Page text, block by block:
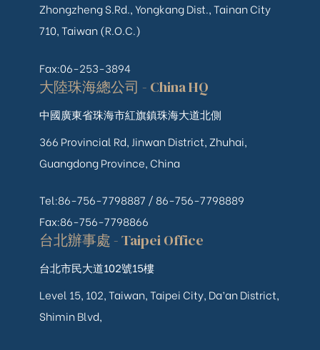
Zhongzheng S.Rd., Yongkang Dist., Tainan City
710, Taiwan (R.O.C.)
Fax:06-253-3894
大陸珠海總公司 - China HQ
中國廣東省珠海市紅旗鎮珠海大道北側
366 Provincial Rd, Jinwan District, Zhuhai,
Guangdong Province, China
Tel:86-756-7798887 / 86-756-7798889
Fax:86-756-7798866
台北辦事處 - Taipei Office
台北市民大道102號15樓
Level 15, 102, Taiwan, Taipei City, Da’an District,
Shimin Blvd,